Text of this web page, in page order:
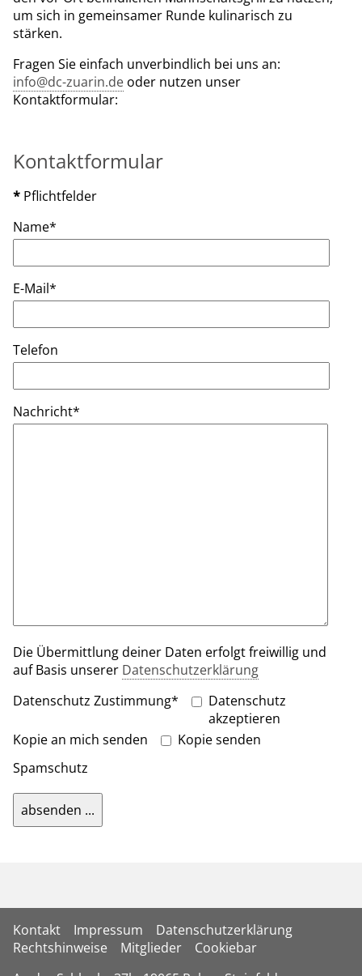
um sich in gemeinsamer Runde kulinarisch zu
stärken.
Fragen Sie einfach unverbindlich bei uns an:
info@dc-zuarin.de oder nutzen unser
Kontaktformular:
Kontaktformular
* Pflichtfelder
Name*
E-Mail*
Telefon
Nachricht*
Die Übermittlung deiner Daten erfolgt freiwillig und
auf Basis unserer Datenschutzerklärung
Datenschutz Zustimmung*
Datenschutz
akzeptieren
Kopie an mich senden
Kopie senden
Spamschutz
absenden ...
Kontakt Impressum
Datenschutzerklärung
Rechtshinweise
Mitglieder
Cookiebar